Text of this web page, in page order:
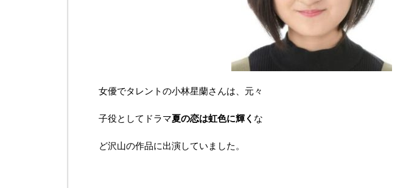
女優でタレントの小林星蘭さんは、元々
子役としてドラマ夏の恋は虹色に輝く な
ど沢山の作品に出演していました。